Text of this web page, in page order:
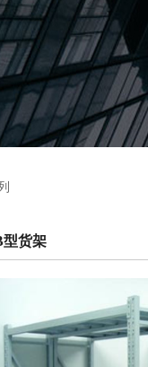
型货架